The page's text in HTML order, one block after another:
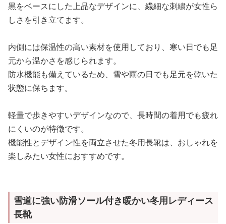
黒をベースにした上品なデザインに、繊細な刺繍が女性ら
しさを引き立てます。
内側には保温性の高い素材を使用しており、寒い日でも足
元から温かさを感じられます。
防水機能も備えているため、雪や雨の日でも足元を乾いた
状態に保ちます。
軽量で歩きやすいデザインなので、長時間の着用でも疲れ
にくいのが特徴です。
機能性とデザイン性を両立させた冬用長靴は、おしゃれを
楽しみたい女性におすすめです。
雪道に強い防滑ソール付き暖かい冬用レディース
長靴